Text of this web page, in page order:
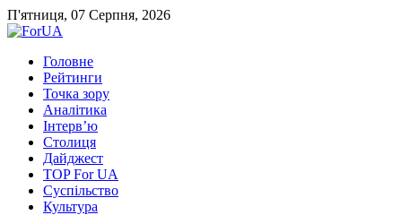
П'ятниця, 07 Серпня, 2026
Головне
Рейтинги
Точка зору
Аналітика
Інтерв’ю
Столиця
Дайджест
TOP For UA
Суспiльство
Культура